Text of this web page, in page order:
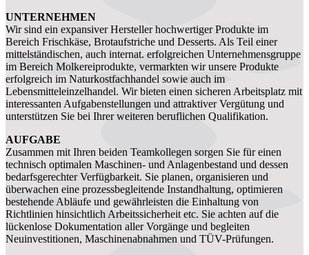
UNTERNEHMEN
Wir sind ein expansiver Hersteller hochwertiger Produkte im
Bereich Frischkäse, Brotaufstriche und Desserts. Als Teil einer
mittelständischen, auch internat. erfolgreichen Unternehmensgruppe
im Bereich Molkereiprodukte, vermarkten wir unsere Produkte
erfolgreich im Naturkostfachhandel sowie auch im
Lebensmitteleinzelhandel. Wir bieten einen sicheren Arbeitsplatz mit
interessanten Aufgabenstellungen und attraktiver Vergütung und
unterstützen Sie bei Ihrer weiteren beruflichen Qualifikation.
AUFGABE
Zusammen mit Ihren beiden Teamkollegen sorgen Sie für einen
technisch optimalen Maschinen- und Anlagenbestand und dessen
bedarfsgerechter Verfügbarkeit. Sie planen, organisieren und
überwachen eine prozessbegleitende Instandhaltung, optimieren
bestehende Abläufe und gewährleisten die Einhaltung von
Richtlinien hinsichtlich Arbeitssicherheit etc. Sie achten auf die
lückenlose Dokumentation aller Vorgänge und begleiten
Neuinvestitionen, Maschinenabnahmen und TÜV-Prüfungen.